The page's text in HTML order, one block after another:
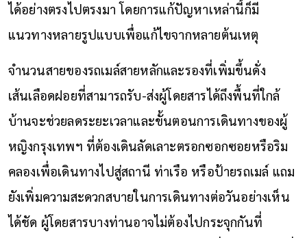
ได้อย่างตรงไปตรงมา โดยการแก้ปัญหาเหล่านี้ก็มี
แนวทางหลายรูปแบบเพื่อแก้ไขจากหลายต้นเหตุ
จำนวนสายของรถเมล์สายหลักและรองที่เพิ่มขึ้นดั่ง
เส้นเลือดฝอยที่สามารถรับ-ส่งผู้โดยสารได้ถึงพื้นที่ใกล้
บ้านจะช่วยลดระยะเวลาและขั้นตอนการเดินทางของผู้
หญิงกรุงเทพฯ ที่ต้องเดินลัดเลาะตรอกซอกซอยหรือริม
คลองเพื่อเดินทางไปสู่สถานี ท่าเรือ หรือป้ายรถเมล์ แถม
ยังเพิ่มความสะดวกสบายในการเดินทางต่อวันอย่างเห็น
ได้ชัด ผู้โดยสารบางท่านอาจไม่ต้องไปกระจุกกันที่